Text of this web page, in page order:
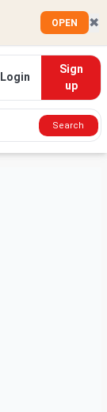
OPEN ✖
Login
Sign
up
Search